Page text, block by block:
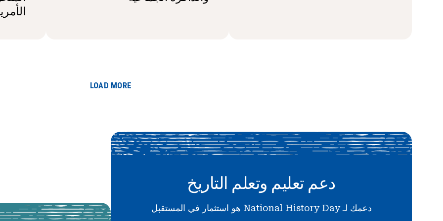
LOAD MORE
دعم تعليم وتعلم التاريخ
دعمك لـ National History Day هو استثمار في المستقبل